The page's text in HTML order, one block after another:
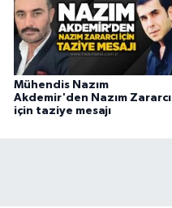
Mühendis Nazım
Akdemir'den Nazım Zararcı
için taziye mesajı